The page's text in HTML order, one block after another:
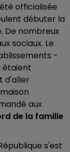
officialisée
débuter la
De nombreux
sociaux. Le
-
étaient
d'aller
aux
de la famille
s'est